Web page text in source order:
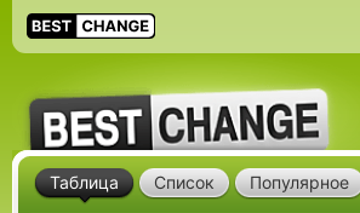
Таблица Список Популярное